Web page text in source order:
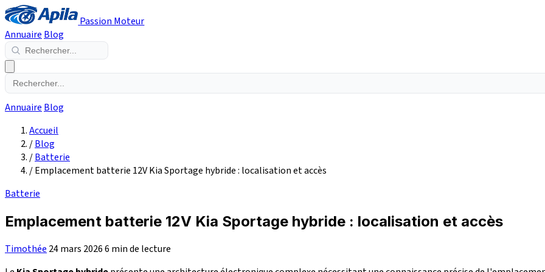
Passion Moteur
Annuaire Blog
Annuaire Blog
Accueil
/Blog
/Batterie
/Emplacement batterie 12V Kia Sportage hybride : localisation et accès
Batterie
Emplacement batterie 12V Kia Sportage hybride : localisation et accès
Timothée 24 mars 20266 min de lecture